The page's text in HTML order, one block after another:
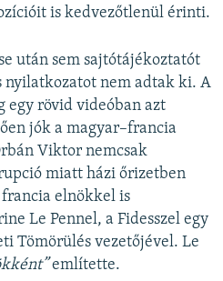
is kedvezőtlenül érinti.
után sem sajtótájékoztatót
nyilatkozatot nem adtak ki. A
egy rövid videóban azt
jók a magyar–francia
Viktor nemcsak
miatt házi őrizetben
elnökkel is
Le Pennel, a Fidesszel egy
Tömörülés vezetőjével. Le
említette.